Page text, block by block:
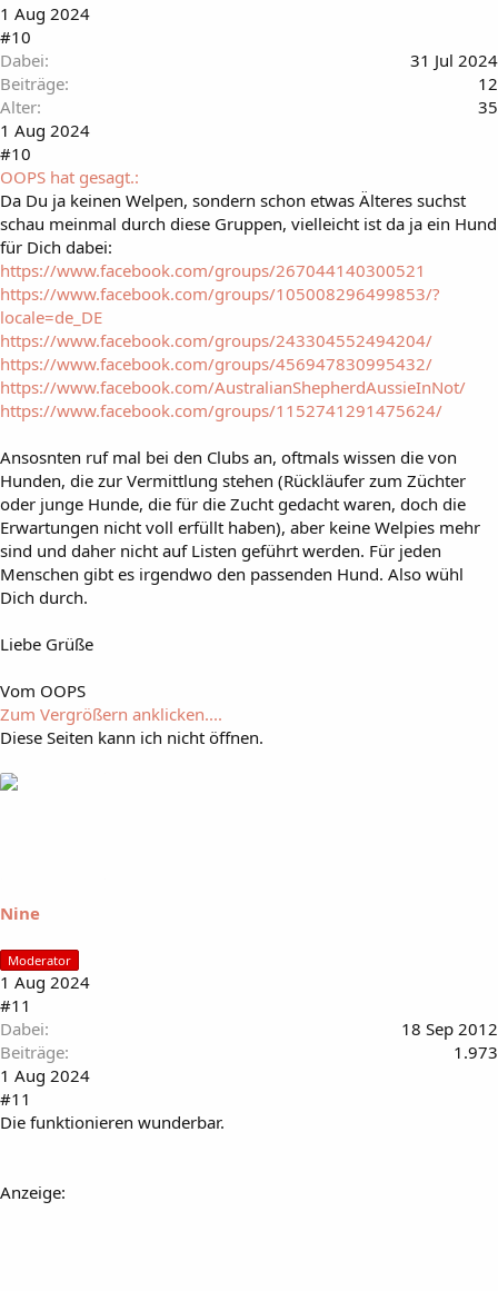
1 Aug 2024
#10
Dabei
31 Jul 2024
Beiträge
12
Alter
35
1 Aug 2024
#10
OOPS hat gesagt.:
Da Du ja keinen Welpen, sondern schon etwas Älteres suchst
schau meinmal durch diese Gruppen, vielleicht ist da ja ein Hund
für Dich dabei:
https://www.facebook.com/groups/267044140300521
https://www.facebook.com/groups/105008296499853/?
locale=de_DE
https://www.facebook.com/groups/243304552494204/
https://www.facebook.com/groups/456947830995432/
https://www.facebook.com/AustralianShepherdAussieInNot/
https://www.facebook.com/groups/1152741291475624/
Ansosnten ruf mal bei den Clubs an, oftmals wissen die von
Hunden, die zur Vermittlung stehen (Rückläufer zum Züchter
oder junge Hunde, die für die Zucht gedacht waren, doch die
Erwartungen nicht voll erfüllt haben), aber keine Welpies mehr
sind und daher nicht auf Listen geführt werden. Für jeden
Menschen gibt es irgendwo den passenden Hund. Also wühl
Dich durch.
Liebe Grüße
Vom OOPS
Zum Vergrößern anklicken....
Diese Seiten kann ich nicht öffnen.
Nine
Moderator
1 Aug 2024
#11
Dabei
18 Sep 2012
Beiträge
1.973
1 Aug 2024
#11
Die funktionieren wunderbar.
Anzeige: